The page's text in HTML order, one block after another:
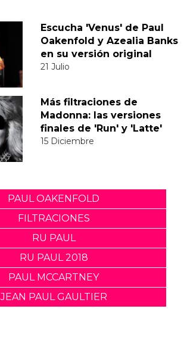
Escucha 'Venus' de Paul
Oakenfold y Azealia Banks
en su versión original
21 Julio
Más filtraciones de
Madonna: las versiones
finales de 'Run' y 'Latte'
15 Diciembre
PAUL OAKENFOLD
FILTRACIONES
RU PAUL
RU PAUL 2018
PAUL MCCARTNEY
JEAN PAUL GAULTIER